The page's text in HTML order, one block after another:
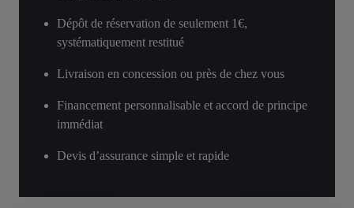
Dépôt de réservation de seulement 1€,
systématiquement restitué
Livraison en concession ou près de chez vous
Financement personnalisable et accord de principe
immédiat
Devis d’assurance simple et rapide